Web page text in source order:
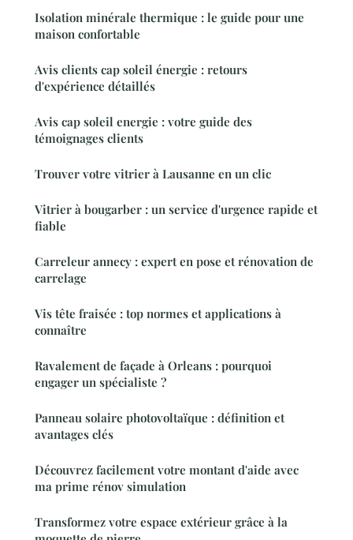
Isolation minérale thermique : le guide pour une
maison confortable
Avis clients cap soleil énergie : retours
d'expérience détaillés
Avis cap soleil energie : votre guide des
témoignages clients
Trouver votre vitrier à Lausanne en un clic
Vitrier à bougarber : un service d'urgence rapide et
fiable
Carreleur annecy : expert en pose et rénovation de
carrelage
Vis tête fraisée : top normes et applications à
connaître
Ravalement de façade à Orleans : pourquoi
engager un spécialiste ?
Panneau solaire photovoltaïque : définition et
avantages clés
Découvrez facilement votre montant d'aide avec
ma prime rénov simulation
Transformez votre espace extérieur grâce à la